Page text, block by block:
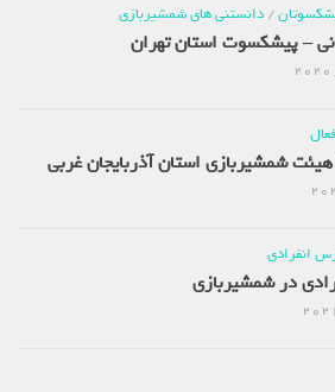
/ دانستنی های شمشیربازی
– پیشکسوت استان تهران
هیئت شمشیربازی استان آذربایجان غربی
انفرادی
در شمشیربازی